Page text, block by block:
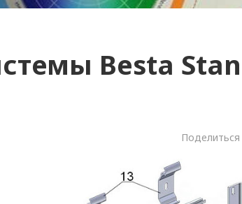
Besta
Поделиться